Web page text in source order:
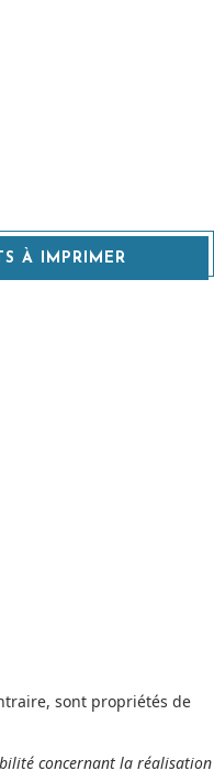
À IMPRIMER
sont propriétés de
concernant la réalisation